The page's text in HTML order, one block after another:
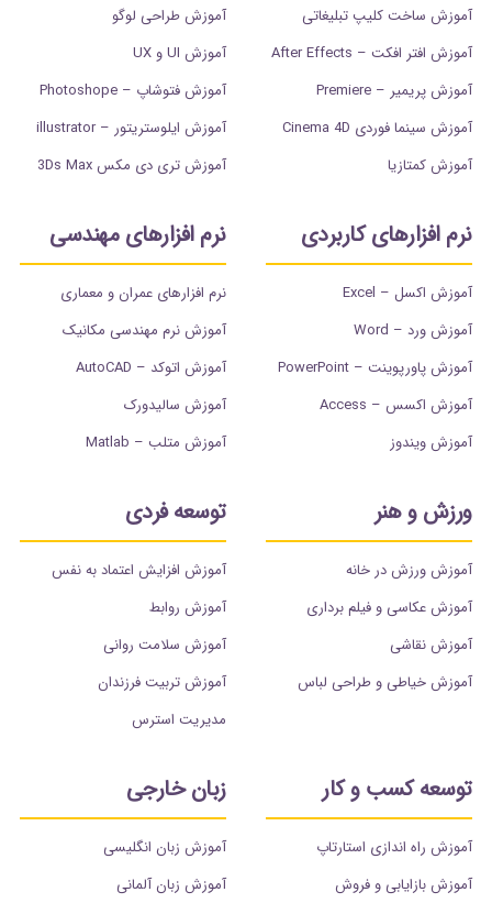
آموزش ساخت کلیپ تبلیغاتی
آموزش افتر افکت – After Effects
آموزش پریمیر – Premiere
آموزش سینما فوردی Cinema 4D
آموزش کمتازیا
آموزش طراحی لوگو
آموزش UI و UX
آموزش فتوشاپ – Photoshope
آموزش ایلوستریتور – illustrator
آموزش تری دی مکس 3Ds Max
نرم افزارهای کاربردی
آموزش اکسل – Excel
آموزش ورد – Word
آموزش پاورپوینت – PowerPoint
آموزش اکسس – Access
آموزش ویندوز
نرم افزارهای مهندسی
نرم افزارهای عمران و معماری
آموزش نرم مهندسی مکانیک
آموزش اتوکد – AutoCAD
آموزش سالیدورک
آموزش متلب – Matlab
ورزش و هنر
آموزش ورزش در خانه
آموزش عکاسی و فیلم برداری
آموزش نقاشی
آموزش خیاطی و طراحی لباس
توسعه فردی
آموزش افزایش اعتماد به نفس
آموزش روابط
آموزش سلامت روانی
آموزش تربیت فرزندان
مدیریت استرس
توسعه کسب و کار
آموزش راه اندازی استارتاپ
آموزش بازایابی و فروش
زبان خارجی
آموزش زبان انگلیسی
آموزش زبان آلمانی